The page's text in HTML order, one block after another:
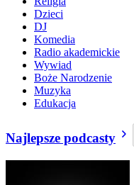
Dzieci
DJ
Komedia
Radio akademickie
Wywiad
Boże Narodzenie
Muzyka
Edukacja
Najlepsze podcasty